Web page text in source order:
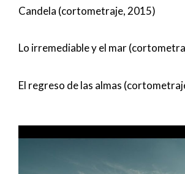
Candela (cortometraje, 2015)
Lo irremediable y el mar
El regreso de las almas